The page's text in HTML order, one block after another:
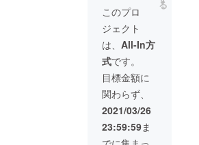
ただき
ブラッ
ク／ホ
ワイト
／レッ
ド／ブ
ルー／
グリー
ン／イ
／ネイ
ビー／
背部に
オリジ
ナルデ
ザイン
の風神
雷神を
プリン
トしま
した。
コット
ン
100％
カラバ
る
このプロ
ジェクト
は、 All-In方
式です。
目標金額に
関わらず、
2021/03/26
23:59:59ま